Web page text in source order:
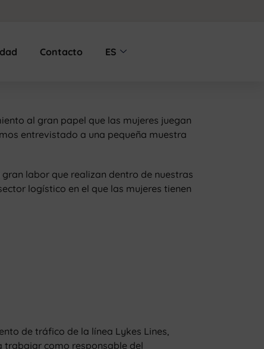
Contacto ES
al gran papel que las mujeres juegan
entrevistado a una pequeña muestra
labor que realizan dentro de nuestras
logístico en el que las mujeres tienen
de tráfico de la línea Lykes Lines,
trabajar como responsable del